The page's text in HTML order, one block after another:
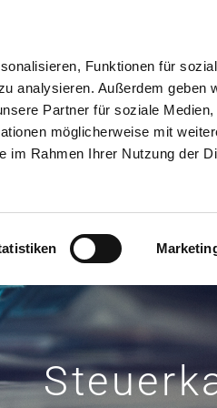
Funktionen für
analysieren. Außerdem geben
Partner für soziale Medien,
möglicherweise mit
im Rahmen Ihrer Nutzung der
KONTAKT &